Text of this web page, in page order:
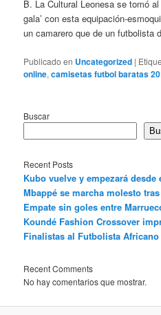
B. La Cultural Leonesa se tomó
gala’ con esta equipación-
un camarero que de un futbolista
Publicado en Uncategorized |
online,camisetas futbol baratas
Buscar
Recent Posts
Kubo vuelve y empezará
Mbappé se marcha molesto
Empate sin goles entre
Koundé Fashion Crossover
Finalistas al Futbolista Africano
Recent Comments
No hay comentarios que mostrar.